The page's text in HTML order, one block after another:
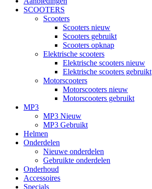
SCOOTERS
Scooters
Scooters nieuw
Scooters gebruikt
Scooters opknap
Elektrische scooters
Elektrische scooters nieuw
Elektrische scooters gebruikt
Motorscooters
Motorscooters nieuw
Motorscooters gebruikt
MP3
MP3 Nieuw
MP3 Gebruikt
Helmen
Onderdelen
Nieuwe onderdelen
Gebruikte onderdelen
Onderhoud
Accessoires
Specials